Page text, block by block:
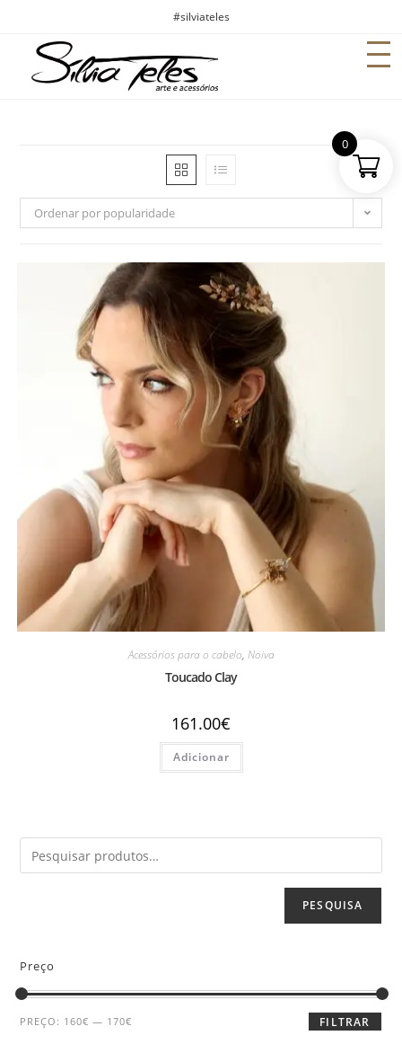
#silviateles
Ordenar por popularidade
Acessórios para o cabelo, Noiva
Toucado Clay
161.00€
Adicionar
PESQUISA
Preço
FILTRAR
PREÇO: 160€ — 170€
0